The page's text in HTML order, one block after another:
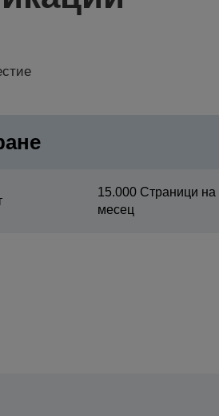
15.000 Страници на
месец